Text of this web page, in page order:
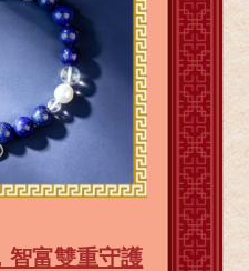
智富雙重守護